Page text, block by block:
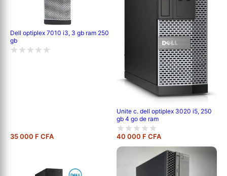
Dell optiplex 7010 i3, 3 gb ram 250
gb
35 000 F CFA
Unite c. dell optiplex 3020 i5, 250
gb 4 go de ram
40 000 F CFA